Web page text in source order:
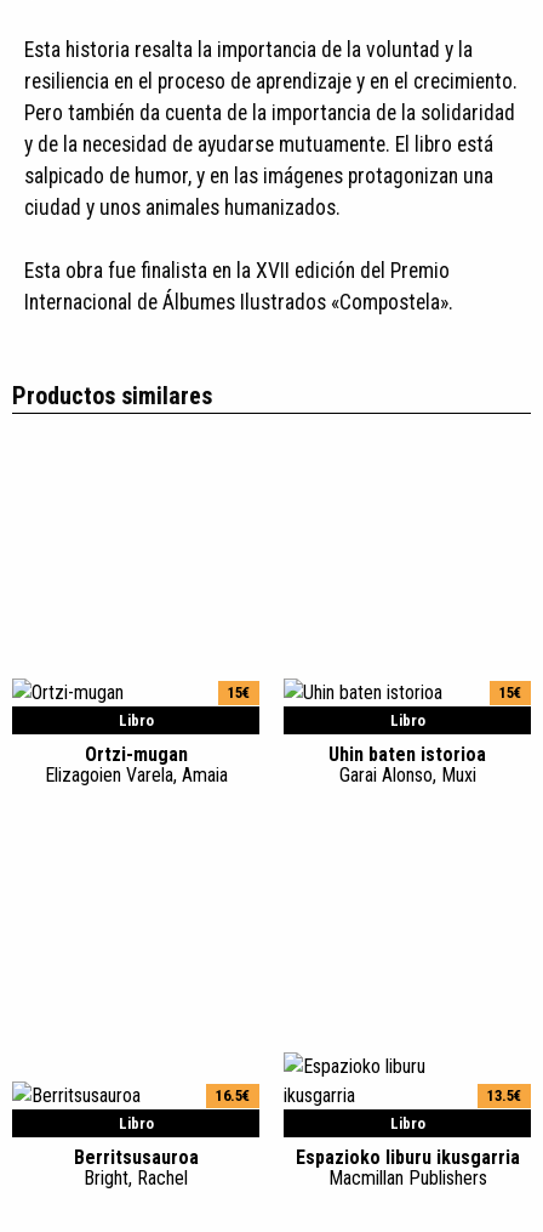
Esta historia resalta la importancia de la voluntad y la
resiliencia en el proceso de aprendizaje y en el crecimiento.
Pero también da cuenta de la importancia de la solidaridad
y de la necesidad de ayudarse mutuamente. El libro está
salpicado de humor, y en las imágenes protagonizan una
ciudad y unos animales humanizados.
Esta obra fue finalista en la XVII edición del Premio
Internacional de Álbumes Ilustrados «Compostela».
Productos similares
Libro
15€
Ortzi-mugan
Elizagoien Varela, Amaia
Libro
15€
Uhin baten istorioa
Garai Alonso, Muxi
Libro
16.5€
Berritsusauroa
Bright, Rachel
Libro
13.5€
Espazioko liburu ikusgarria
Macmillan Publishers